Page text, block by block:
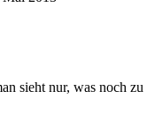
sieht nur, was noch zu